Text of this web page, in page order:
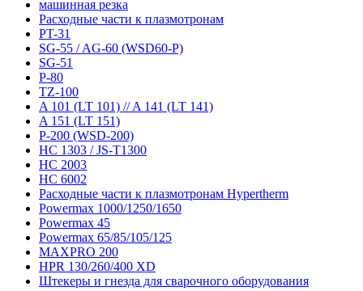
машинная резка
Расходные части к плазмотронам
PT-31
SG-55 / AG-60 (WSD60-P)
SG-51
P-80
TZ-100
A 101 (LT 101) // A 141 (LT 141)
A 151 (LT 151)
P-200 (WSD-200)
HC 1303 / JS-T1300
HC 2003
HC 6002
Расходные части к плазмотронам Hypertherm
Powermax 1000/1250/1650
Powermax 45
Powermax 65/85/105/125
MAXPRO 200
HPR 130/260/400 XD
Штекеры и гнезда для сварочного оборудования